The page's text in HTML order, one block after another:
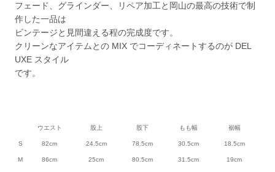
フェード、グラインダー、リペア加工と岡山の最高の技術で制
作した一品は
ビンテージと見間違える程の完成度です。
クリーンなアイテムとの MIX でコーディネートするのが DEL
UXE スタイル
です。
ウエスト 股上 股下 もも幅 裾幅
S 82cm 24.5cm 78.5cm 30.5cm 18.5cm
M 86cm 25cm 80.5cm 31.5cm 19cm